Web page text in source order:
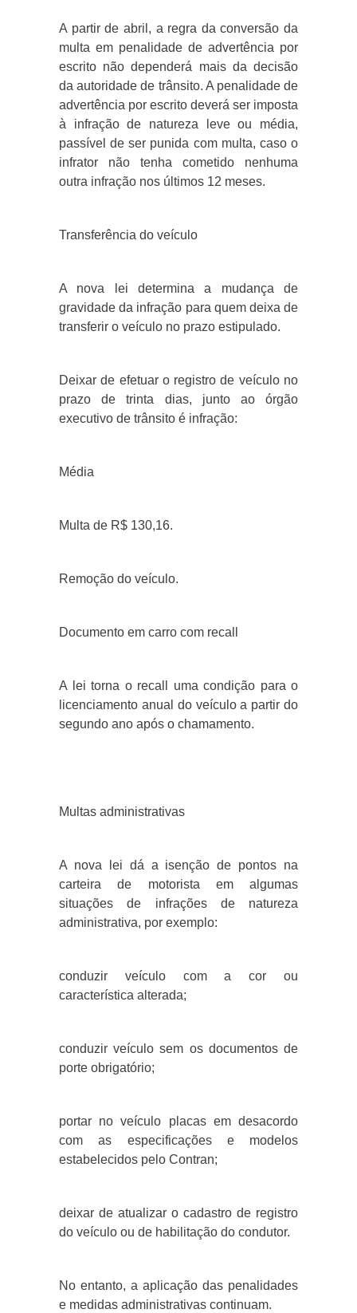
A partir de abril, a regra da conversão da
multa em penalidade de advertência por
escrito não dependerá mais da decisão
da autoridade de trânsito. A penalidade de
advertência por escrito deverá ser imposta
à infração de natureza leve ou média,
passível de ser punida com multa, caso o
infrator não tenha cometido nenhuma
outra infração nos últimos 12 meses.
Transferência do veículo
A nova lei determina a mudança de
gravidade da infração para quem deixa de
transferir o veículo no prazo estipulado.
Deixar de efetuar o registro de veículo no
prazo de trinta dias, junto ao órgão
executivo de trânsito é infração:
Média
Multa de R$ 130,16.
Remoção do veículo.
Documento em carro com recall
A lei torna o recall uma condição para o
licenciamento anual do veículo a partir do
segundo ano após o chamamento.
Multas administrativas
A nova lei dá a isenção de pontos na
carteira de motorista em algumas
situações de infrações de natureza
administrativa, por exemplo:
conduzir veículo com a cor ou
característica alterada;
conduzir veículo sem os documentos de
porte obrigatório;
portar no veículo placas em desacordo
com as especificações e modelos
estabelecidos pelo Contran;
deixar de atualizar o cadastro de registro
do veículo ou de habilitação do condutor.
No entanto, a aplicação das penalidades
e medidas administrativas continuam.